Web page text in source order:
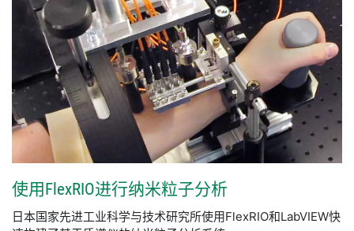
使用 FlexRIO进行纳米粒子分析
日本国家先进工业科学与技术研究所使用FlexRIO和LabVIEW快